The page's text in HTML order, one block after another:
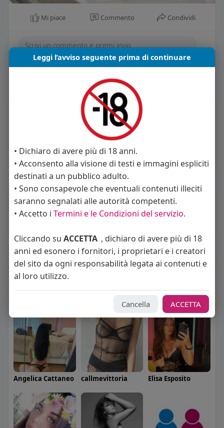
Mi piace Commento Condividi
Carica piu notizie
Informazioni Utente
Maschio
Vive in Italia
About
Su di me:
Album
Seguiti(6)
Angelica Cattaneo callmevittoria Elisa Esposito
Leggi l’avviso seguente prima di continuare
• Dichiaro di avere più di 18 anni.
• Acconsento alla visione di testi e immagini espliciti
destinati a un pubblico adulto.
• Sono consapevole che eventuali contenuti illeciti
saranno segnalati alle autorità competenti.
• Accetto i Termini e le Condizioni del servizio.
Cliccando su ACCETTA , dichiaro di avere più di 18
anni ed esonero i fornitori, i proprietari e i creatori
del sito da ogni responsabilità legata ai contenuti e
al loro utilizzo.
Cancella ACCETTA